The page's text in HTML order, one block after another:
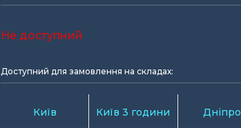
Не доступний
Доступний для замовлення на складах:
Київ Київ 3 години Дніпро